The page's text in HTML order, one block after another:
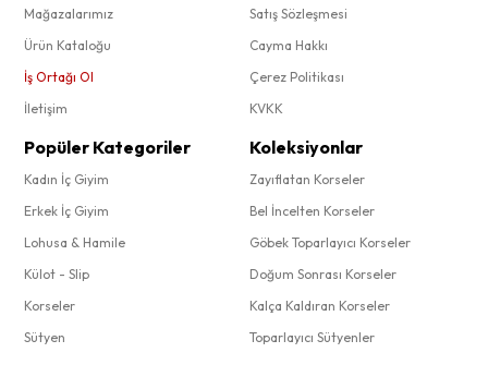
Mağazalarımız
Ürün Kataloğu
İş Ortağı Ol
İletişim
Satış Sözleşmesi
Cayma Hakkı
Çerez Politikası
KVKK
Popüler Kategoriler
Kadın İç Giyim
Erkek İç Giyim
Lohusa & Hamile
Külot - Slip
Korseler
Sütyen
Koleksiyonlar
Zayıflatan Korseler
Bel İncelten Korseler
Göbek Toparlayıcı Korseler
Doğum Sonrası Korseler
Kalça Kaldıran Korseler
Toparlayıcı Sütyenler